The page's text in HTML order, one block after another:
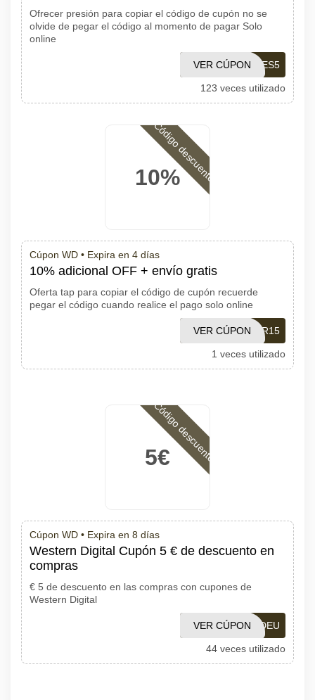
Ofrecer presión para copiar el código de cupón no se
olvide de pegar el código al momento de pagar Solo
online
WDSAVES5
VER CÚPON
123 veces utilizado
10%
Código descuento
Cúpon WD • Expira en 4 días
10% adicional OFF + envío gratis
Oferta tap para copiar el código de cupón recuerde
pegar el código cuando realice el pago solo online
SENIOR15
VER CÚPON
1 veces utilizado
5€
Código descuento
Cúpon WD • Expira en 8 días
Western Digital Cupón 5 € de descuento en
compras
€ 5 de descuento en las compras con cupones de
Western Digital
5OFFWDEU
VER CÚPON
44 veces utilizado